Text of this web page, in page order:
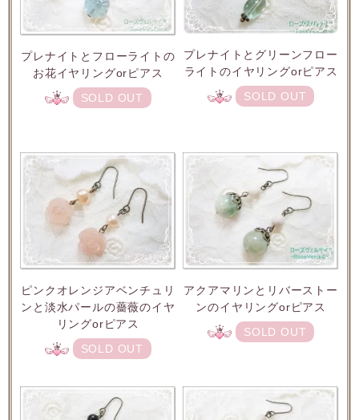
プレナイトとフローライトの
お花イヤリングorピアス
SOLD OUT
プレナイトとグリーンフロー
ライトのイヤリングorピアス
SOLD OUT
ピンクオレンジアベンチュリ
ンと淡水パールの薔薇のイヤ
リングorピアス
SOLD OUT
アクアマリンとリバーストー
ンのイヤリングorピアス
SOLD OUT